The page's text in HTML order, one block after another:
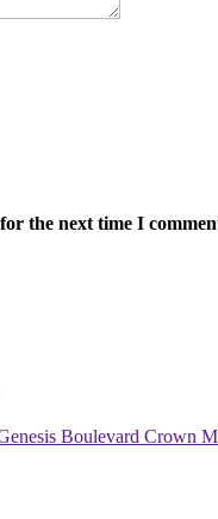
the next time I
Boulevard Crown